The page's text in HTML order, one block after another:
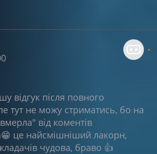
відгук після повного
тут не можу стриматись, бо на
від коментів
це найсмішніший лакорн,
чудова, браво 👍